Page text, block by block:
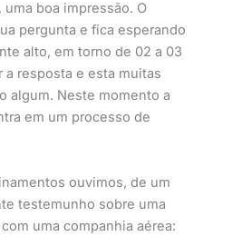
boa impressão. O
pergunta e fica esperando
alto, em torno de 02 a 03
a resposta e esta muitas
algum. Neste momento a
em um processo de
ouvimos, de um
testemunho sobre uma
uma companhia aérea: